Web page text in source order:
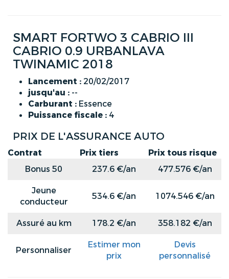
SMART FORTWO 3 CABRIO III
CABRIO 0.9 URBANLAVA
TWINAMIC 2018
Lancement : 20/02/2017
jusqu'au : --
Carburant : Essence
Puissance fiscale : 4
PRIX DE L'ASSURANCE AUTO
Contrat Prix tiers
Prix tous risque
Bonus 50
237.6 €/an
477.576 €/an
Jeune
conducteur
534.6 €/an 1074.546 €/an
Assuré au km 178.2 €/an 358.182 €/an
Personnaliser
Estimer mon
prix
Devis
personnalisé